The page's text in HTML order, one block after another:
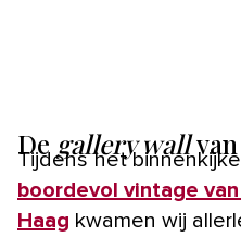
De gallery wall
Tijdens het
boordevol vintage
Haag kwamen wij